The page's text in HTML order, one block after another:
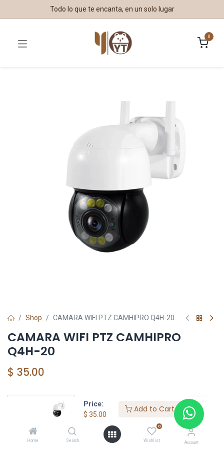
Price:
$ 35.00
Add to Cart
Home Search
0
Wishlist Account
Todo lo que te encanta, en un solo lugar
0
Shop CAMARA WIFI PTZ CAMHIPRO Q4H-20
CAMARA WIFI PTZ CAMHIPRO
Q4H-20
$ 35.00
HKSEXPRESS
ALTOS DEL CHASE +507 6389-8866